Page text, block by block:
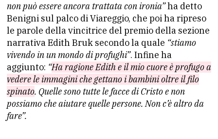
non può essere ancora trattata con ironia”ha detto
Benigni sul palco di Viareggio, che poi ha ripreso
le parole della vincitrice del premio della sezione
narrativa Edith Bruk secondo la quale “stiamo
vivendo in un mondo di profughi”. Infine ha
aggiunto: “Ha ragione Edith e il mio cuore è profugo a
vedere le immagini che gettano i bambini oltre il filo
spinato. Quelle sono tutte le facce di Cristo e non
possiamo che aiutare quelle persone. Non c’è altro da
fare”.